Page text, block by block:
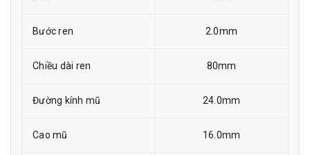
Bước ren 2.0mm
Chiều dài ren 80mm
Đường kính mũ 24.0mm
Cao mũ 16.0mm